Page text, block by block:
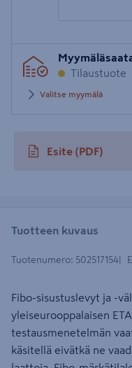
postinumero
Tilaustuote
Valitse myymälä
Esite (PDF)
avautuu uuteen
Tuotteen kuvaus
Tuotenumero: 502517154
Fibo-sisustuslevyt ja -
yleiseurooppalaisen
testausmenetelmän
käsitellä eivätkä ne